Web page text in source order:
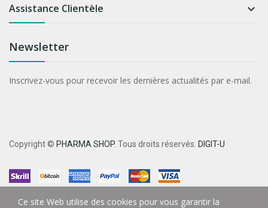
Assistance Clientèle 
Newsletter
Inscrivez-vous pour recevoir les dernières actualités par e-mail.
Copyright © PHARMA SHOP. Tous droits réservés. DIGIT-U
Ce site Web utilise des cookies pour vous garantir la